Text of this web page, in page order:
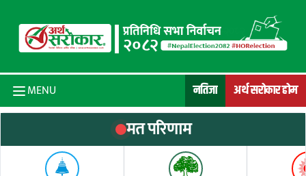
MENU नतिजा अर्थ सरोकार होम
मत परिणाम